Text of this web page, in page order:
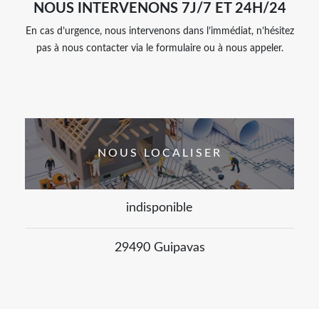
NOUS INTERVENONS 7J/7 ET 24H/24
En cas d’urgence, nous intervenons dans l’immédiat, n’hésitez
pas à nous contacter via le formulaire ou à nous appeler.
NOUS LOCALISER
indisponible
29490 Guipavas